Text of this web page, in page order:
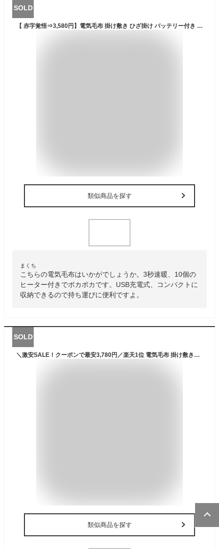
SOLD
【 赤字覚悟⇒3,580円】電気毛布 掛け敷き ひざ掛け バッテリー付き 赤遠外線 3秒速暖 ふわふわ 洗える 10つヒーター 120×100cm 3段階温度調節 USB充電仕様 収納可能 コンパクト 持ち運び便利 膝掛け 掛け毛布 暖かい 防寒グッズ 省エネ おすすめ プレゼント
類似商品を探す
まくち
こちらの電気毛布はいかがでしょうか。3秒速暖、10個の
ヒーター付きでポカポカです。USB充電式、コンパクトに
収納できるので持ち運びに便利ですよ。
SOLD
＼激安SALE！クーポンで最安3,780円／楽天1位 電気毛布 掛け敷き兼用 電気ひざ掛け ブランケット USB給電タイプ 40000mAh 5WAY 110x132cm 大判 3段階温度調節 ヒーターブランクケット オフィス 羽織る毛布 着る毛布 ふわふわ 膝掛け 冷え予防 暖かい プレゼント
類似商品を探す